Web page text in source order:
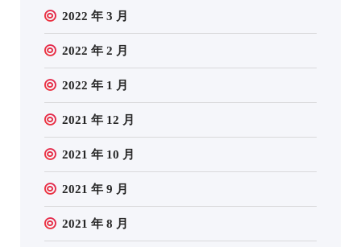
2022 年 3 月
2022 年 2 月
2022 年 1 月
2021 年 12 月
2021 年 10 月
2021 年 9 月
2021 年 8 月